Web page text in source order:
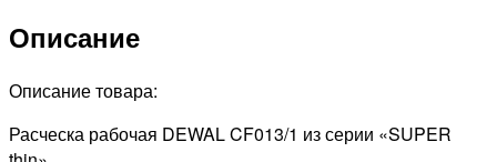
ручкой,
белая,
Описание
Описание товара:
Расческа рабочая DEWAL CF013/1 из серии «SUPER